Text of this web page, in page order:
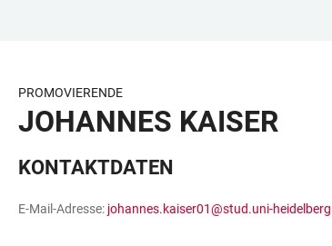
BARRIEREFREIHEIT
PROMOVIERENDE
JOHANNES KAISER
KONTAKTDATEN
E-Mail-Adresse: johannes.kaiser01@stud.uni-